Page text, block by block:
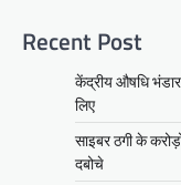
Recent Post
केंद्रीय औषधि
लिए
साइबर ठगी के
दबोचे